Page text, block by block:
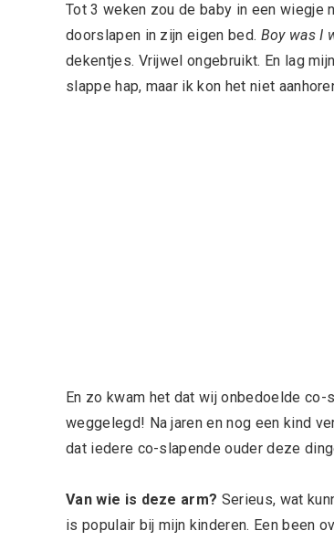
Tot 3 weken zou de baby in een wiegje
doorslapen in zijn eigen bed. Boy was I
dekentjes. Vrijwel ongebruikt. En lag
slappe hap, maar ik kon het niet
En zo kwam het dat wij onbedoelde
weggelegd! Na jaren en nog een kind
dat iedere co-slapende ouder deze
Van wie is deze arm? Serieus, wat
is populair bij mijn kinderen. Een been